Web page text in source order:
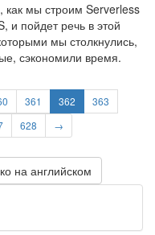
мы строим Serverless
и пойдет речь в этой
мы столкнулись,
сэкономили время.
361 362
363
628 →
на английском